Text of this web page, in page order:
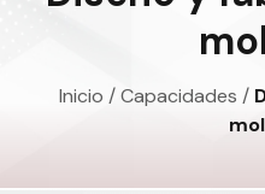
Inicio /Capacidades /